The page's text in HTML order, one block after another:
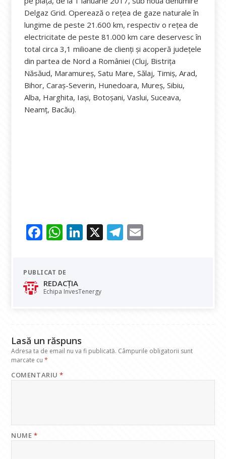
Delgaz Grid. Operează o reţea de gaze naturale în
lungime de peste 21.600 km, respectiv o reţea de
electricitate de peste 81.000 km care deservesc în
total circa 3,1 milioane de clienţi şi acoperă judeţele
din partea de Nord a României (Cluj, Bistriţa
Năsăud, Maramureş, Satu Mare, Sălaj, Timiş, Arad,
Bihor, Caraş-Severin, Hunedoara, Mureş, Sibiu,
Alba, Harghita, Iaşi, Botoşani, Vaslui, Suceava,
Neamţ, Bacău).
F
e
b
o
W
at
s
A
Li
dI
X T
PUBLICAT DE
REDACȚIA
Echipa InvesTenergy
Lasă un răspuns
Adresa ta de email nu va fi publicată. Câmpurile obligatorii sunt
marcate cu*
COMENTARIU*
NUME*